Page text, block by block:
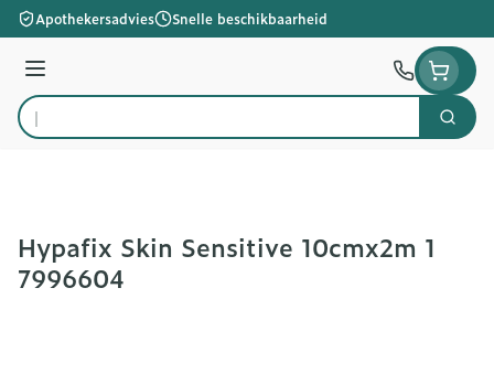
Ga naar de inhoud
Apothekersadvies Snelle beschikbaarheid
Menu
Product, merk, categorie...
Zoek
Hypafix Skin Sensitive 10cmx2m 1
7996604